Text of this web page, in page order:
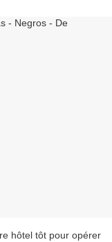
hôtel tôt pour opérer